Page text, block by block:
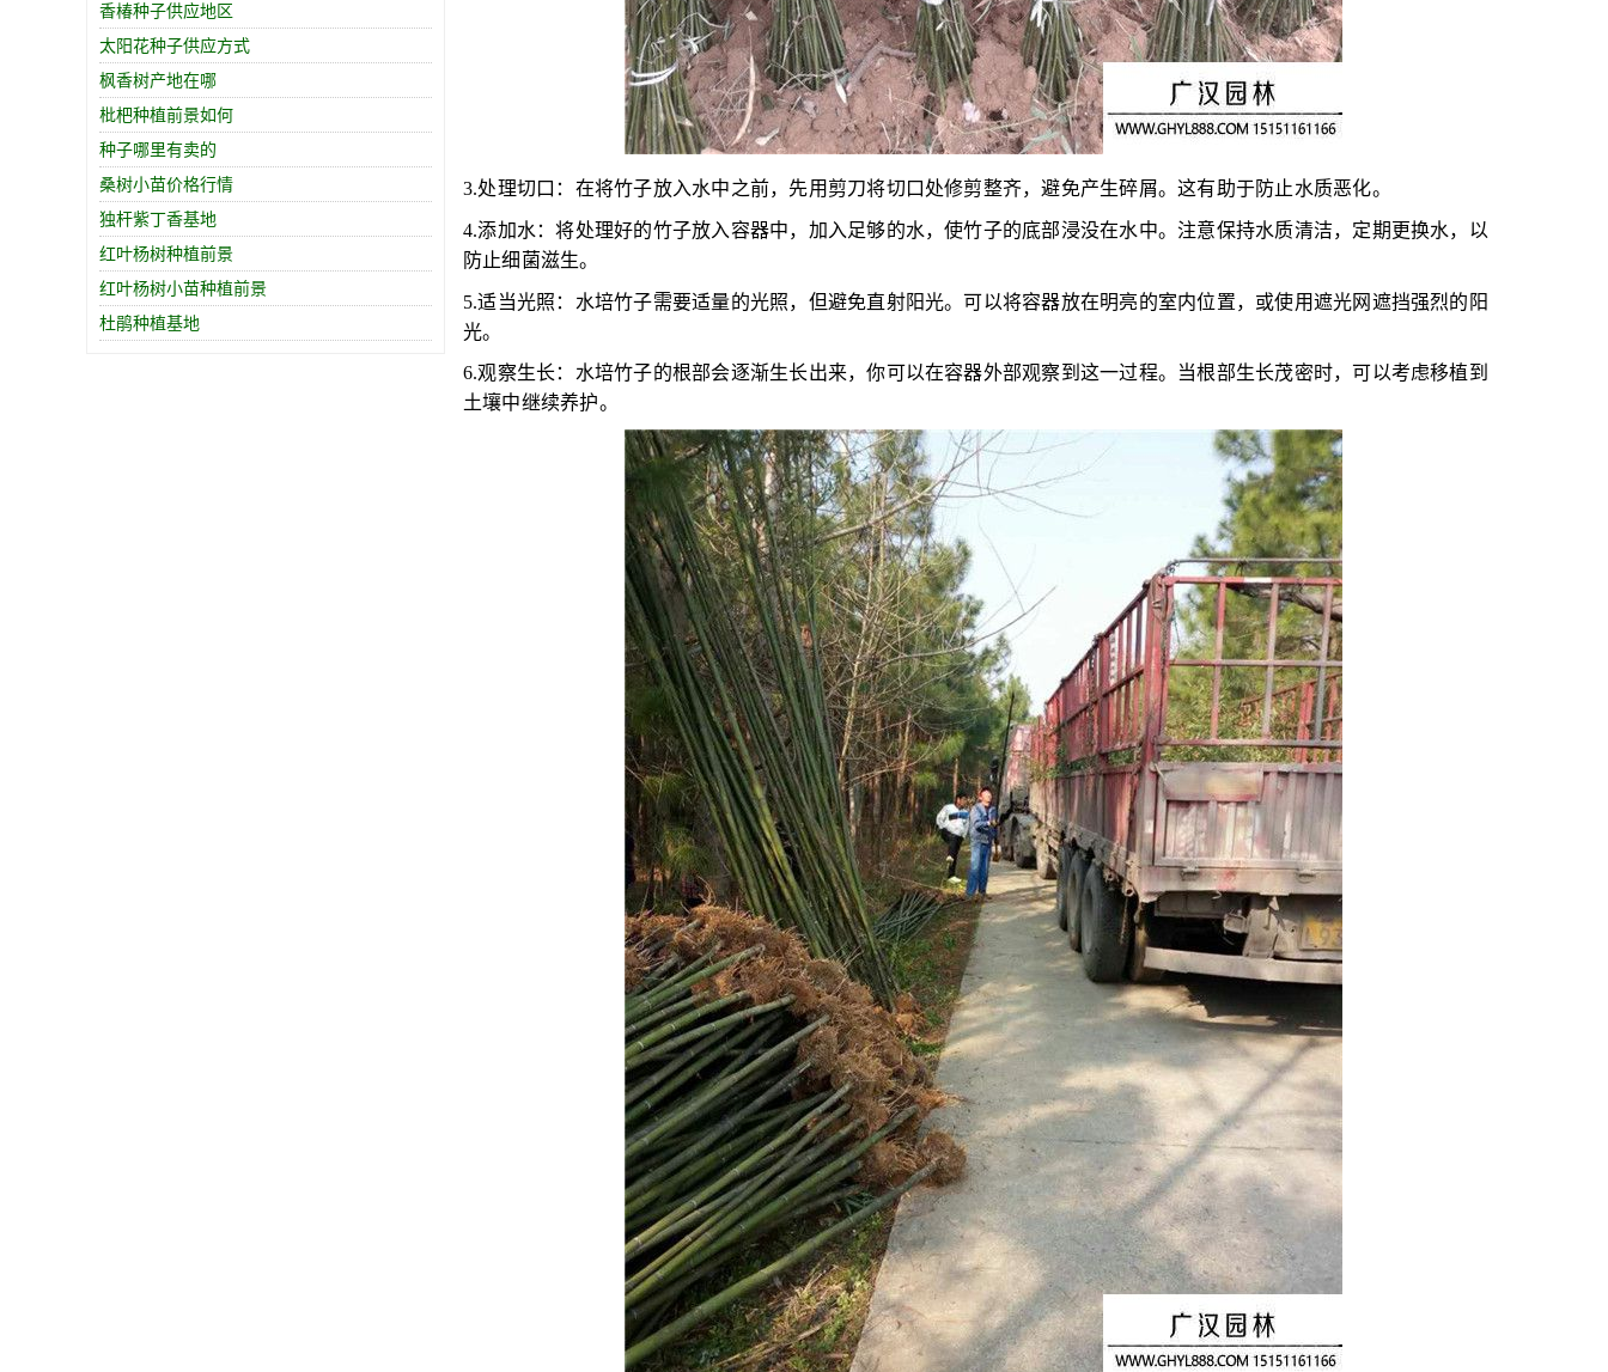
香椿种子供应地区
太阳花种子供应方式
枫香树产地在哪
枇杷种植前景如何
种子哪里有卖的
桑树小苗价格行情
独杆紫丁香基地
红叶杨树种植前景
红叶杨树小苗种植前景
杜鹃种植基地
3.处理切口：在将竹子放入水中之前，先用剪刀将切口处修剪整齐，避免产生碎屑。这有助于防止水质恶化。
4.添加水：将处理好的竹子放入容器中，加入足够的水，使竹子的底部浸没在水中。注意保持水质清洁，定期更换水，以
防止细菌滋生。
5.适当光照：水培竹子需要适量的光照，但避免直射阳光。可以将容器放在明亮的室内位置，或使用遮光网遮挡强烈的阳
光。
6.观察生长：水培竹子的根部会逐渐生长出来，你可以在容器外部观察到这一过程。当根部生长茂密时，可以考虑移植到
土壤中继续养护。